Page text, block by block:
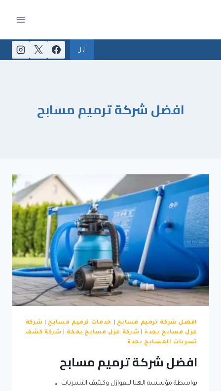
زر
افضل شركة ترميم مسابح
افضل شركة ترميم مسابح خدمات ترميم مسابح
شركة
عزل مسابح بجدة
شركة عزل مسابح بمكة
شركة كشف
تسربات المسابح بجدة
افضل شركة ترميم مسابح
بواسطة مؤسسه الهنا للعوازل وكشف التسربات